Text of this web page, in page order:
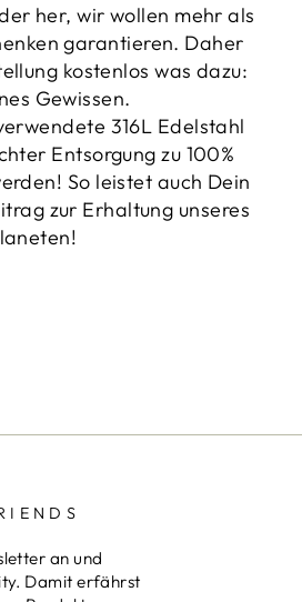
her, wir wollen mehr als
garantieren. Daher
kostenlos was dazu:
Gewissen.
316L Edelstahl
Entsorgung zu 100%
So leistet auch Dein
zur Erhaltung unseres
an und
Damit erfährst